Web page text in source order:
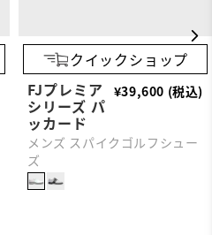
クイックショップ
FJプレミア
シリーズ パ
ッカード
メンズ スパイクゴルフシュー
ズ
¥39,600 (税込)